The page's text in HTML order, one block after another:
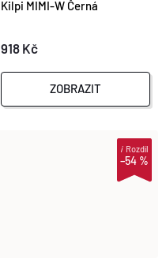
Kilpi MIMI-W Černá
918 Kč
ZOBRAZIT
–54 %
iRozdíl